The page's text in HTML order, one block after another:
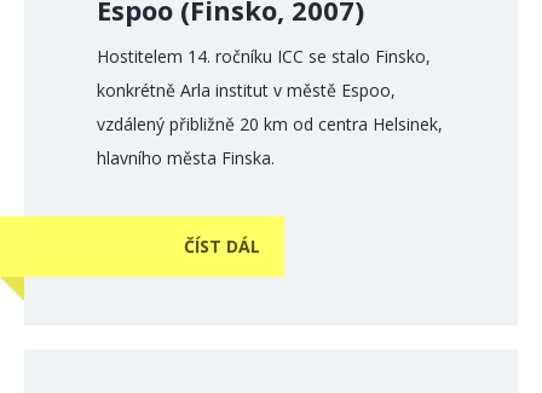
Espoo (Finsko, 2007)
Hostitelem 14. ročníku ICC se stalo Finsko,
konkrétně Arla institut v městě Espoo,
vzdálený přibližně 20 km od centra Helsinek,
hlavního města Finska.
ČÍST DÁL